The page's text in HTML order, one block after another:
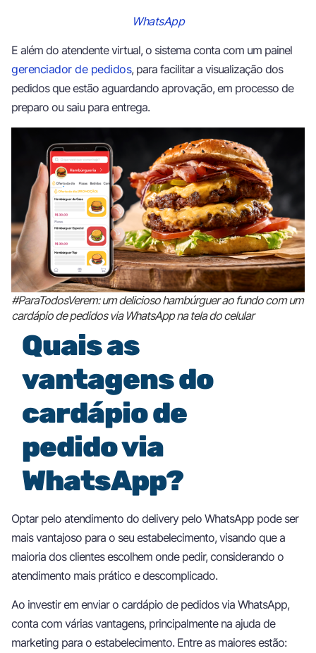
WhatsApp
E além do atendente virtual, o sistema conta com um painel
gerenciador de pedidos, para facilitar a visualização dos
pedidos que estão aguardando aprovação, em processo de
preparo ou saiu para entrega.
#ParaTodosVerem: um delicioso hambúrguer ao fundo com um
cardápio de pedidos via WhatsApp na tela do celular
Quais as
vantagens do
cardápio de
pedido via
WhatsApp?
Optar pelo atendimento do delivery pelo WhatsApp pode ser
mais vantajoso para o seu estabelecimento, visando que a
maioria dos clientes escolhem onde pedir, considerando o
atendimento mais prático e descomplicado.
Ao investir em enviar o cardápio de pedidos via WhatsApp,
conta com várias vantagens, principalmente na ajuda de
marketing para o estabelecimento. Entre as maiores estão: